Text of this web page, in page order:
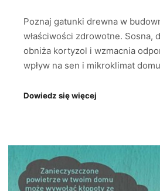
Poznaj gatunki drewna w
właściwości zdrowotne. Sosna,
obniża kortyzol i wzmacnia
wpływ na sen i mikroklimat
Dowiedz się więcej